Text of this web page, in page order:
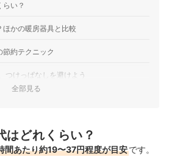
製品だからこそ、本当によい商品を誰もが
さまでひとつひとつ丁寧に確認しながらコ
Hiroki Tamaru）のプロフィール
らい？
ほかの暖房器具と比較
約テクニック
つけっぱなしを避けよう
力会社の見直しも検討して
全部見る
はどれくらい？
間あたり約19〜37円程度が目安です。